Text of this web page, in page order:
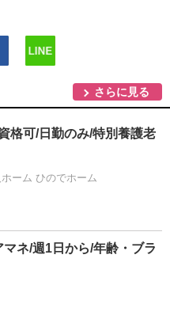
さらに見る
格可/日勤のみ/特別養護老
ーム ひのでホーム
ネ/週1日から/年齢・ブラ